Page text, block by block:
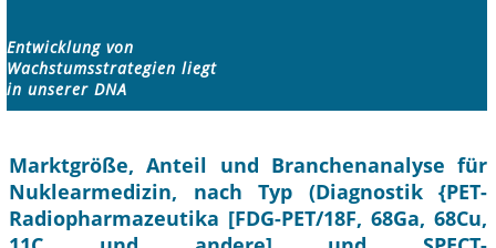
Entwicklung von
Wachstumsstrategien liegt
in unserer DNA
Marktgröße, Anteil und Branchenanalyse für
Nuklearmedizin, nach Typ (Diagnostik {PET-
Radiopharmazeutika [FDG-PET/18F, 68Ga, 68Cu,